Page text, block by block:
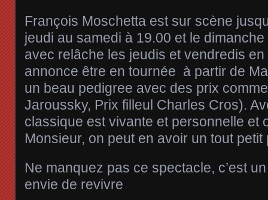
François Moschetta est sur scène
jeudi au samedi à 19.00 et le
avec relâche les jeudis et vendredis
annonce être en tournée à partir de
un beau pedigree avec des prix
Jaroussky, Prix filleul Charles Cros).
classique est vivante et personnelle et
Monsieur, on peut en avoir un tout
Ne manquez pas ce spectacle, c’est
envie de revivre